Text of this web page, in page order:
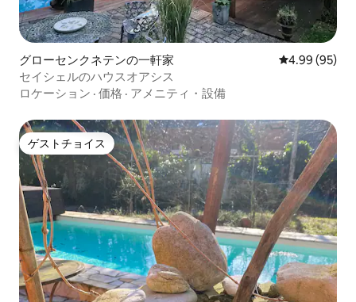
グローセンクネテンの一軒家 レビュー95
4.99 (95)
セイシェルのハウスオアシス
ロケーション · 価格 · アメニティ・設備
ゲストチョイス
ゲストチョイス